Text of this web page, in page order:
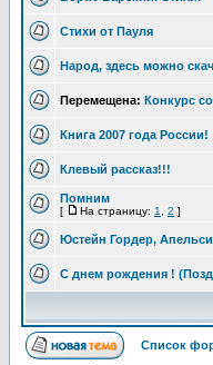
Стихи от Пауля
Народ, здесь можно
Перемещена: Конкурс
Книга 2007 года России!
Клевый рассказ!!!
Помним
[ На страницу: 1 2 ]
Юстейн Гордер,
С днем рождения !
Список